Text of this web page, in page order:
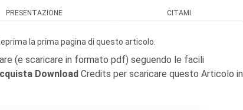
PRESENTAZIONE CITAMI
la prima pagina di questo articolo.
(e scaricare in formato pdf) seguendo le facili
Download Credits per scaricare questo Articolo in